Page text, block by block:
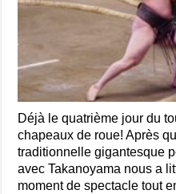
Déjà le quatrième jour du
chapeaux de roue! Après
traditionnelle gigantesque
avec Takanoyama nous a
moment de spectacle tout